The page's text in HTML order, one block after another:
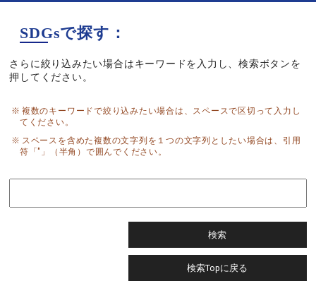
SDGsで探す：
さらに絞り込みたい場合はキーワードを入力し、検索ボタンを
押してください。
複数のキーワードで絞り込みたい場合は、スペースで区切って入力し
てください。
スペースを含めた複数の文字列を１つの文字列としたい場合は、引用
符「"」（半角）で囲んでください。